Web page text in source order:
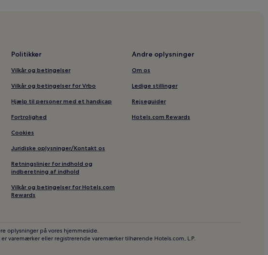
af Hamarregionen Turistkontor
Politikker
Vilkår og betingelser
Vilkår og betingelser for Vrbo
Hjælp til personer med et handicap
Fortrolighed
Cookies
Juridiske oplysninger/Kontakt os
Retningslinjer for indhold og
indberetning af indhold
Vilkår og betingelser for Hotels.com
Rewards
Andre oplysninger
Om os
Ledige stillinger
Rejseguider
Hotels.com Rewards
oplysninger på vores hjemmeside.
varemærker eller registrerende varemærker tilhørende Hotels.com, L.P.